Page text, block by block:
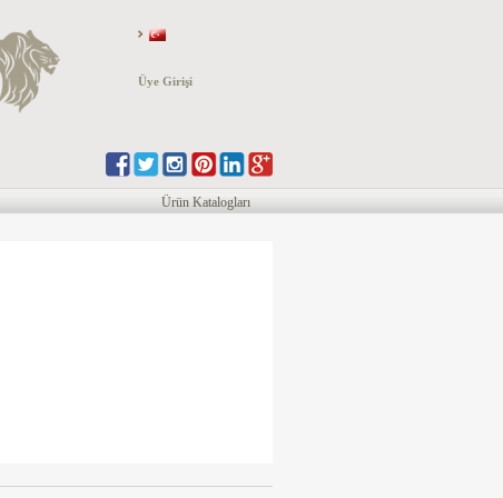
Üye Girişi
Ürün Katalogları